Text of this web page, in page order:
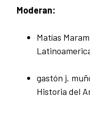
Moderan:
Matías
gastón j.
Historia del